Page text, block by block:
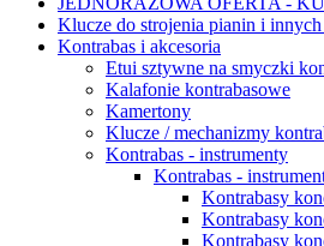
Klucze do strojenia pianin i
Kontrabas i akcesoria
Etui sztywne na smyczki
Kalafonie kontrabasowe
Kamertony
Klucze / mechanizmy
Kontrabas - instrumenty
Kontrabas -
Kontrabasy
Kontrabasy
Kontrabasy